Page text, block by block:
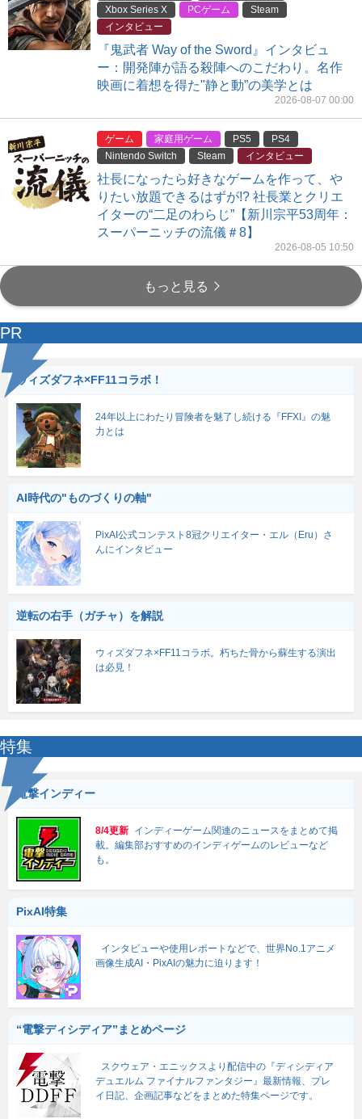
Xbox Series X
PCゲーム
Steam
インタビュー
『鬼武者 Way of the Sword』インタビュ
ー：開発陣が語る殺陣へのこだわり。名作
映画に着想を得た"静と動”の美学とは
2026-08-07 00:00
ゲーム 家庭用ゲーム PS5
PS4
Nintendo Switch
Steam インタビュー
社長になったら好きなゲームを作って、や
りたい放題できるはずが!? 社長業とクリエ
イターの“二足のわらじ”【新川宗平53周年：
スーパーニッチの流儀＃8】
2026-08-05 10:50
もっと見る
PR
ウィズダフネ×FF11コラボ！
24年以上にわたり冒険者を魅了し続ける『FFXI』の魅
力とは
AI時代の"ものづくりの軸"
PixAI公式コンテスト8冠クリエイター・エル（Eru）さ
んにインタビュー
逆転の右手（ガチャ）を解説
ウィズダフネ×FF11コラボ。朽ちた骨から蘇生する演出
は必見！
特集
電撃インディー
8/4更新 インディーゲーム関連のニュースをまとめて掲
載。編集部おすすめのインディゲームのレビューなど
も。
PixAI特集
インタビューや使用レポートなどで、世界No.1アニメ
画像生成AI・PixAIの魅力に迫ります！
“電撃ディシディア”まとめページ
スクウェア・エニックスより配信中の『ディシディア
デュエルム ファイナルファンタジー』最新情報、プレ
イ日記、企画記事などをまとめた特集ページです。